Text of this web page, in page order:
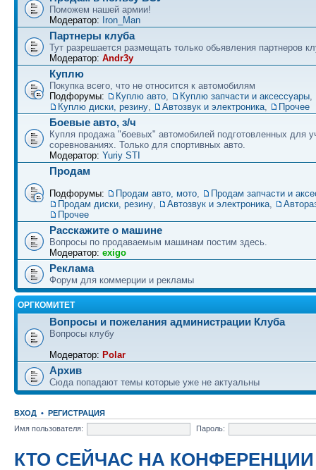
Поможем нашей армии!
Модератор: Iron_Man
Партнеры клуба
Тут разрешается размещать только обьявления партнеров
Модератор: Andr3y
Куплю
Покупка всего, что не относится к автомобилям
Подфорумы:
Куплю авто, Куплю запчасти и аксессуары,
Куплю диски, резину, Автозвук и электроника, Прочее
Боевые авто, з/ч
Купля продажа "боевых" автомобилей подготовленных для
соревнованиях. Только для спортивных авто.
Модератор: Yuriy STI
Продам
Подфорумы: Продам авто, мото,
Продам запчасти и
Продам диски, резину, Автозвук и электроника,
Прочее
Расскажите о машине
Вопросы по продаваемым машинам постим здесь.
Модератор: exigo
Реклама
Форум для коммерции и рекламы
ОРГКОМИТЕТ
Вопросы и пожелания администрации Клуба
Вопросы клубу
Модератор: Polar
Архив
Сюда попадают темы которые уже не актуальны
ВХОД • РЕГИСТРАЦИЯ
Имя пользователя:
Пароль:
КТО СЕЙЧАС НА КОНФЕРЕНЦИИ